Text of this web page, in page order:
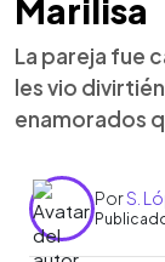
Marilisa
La pareja fue
les vio
enamorados
PorS.